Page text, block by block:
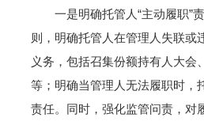
一是明确托管人“主动履职”
则，明确托管人在管理人失联或
义务，包括召集份额持有人大会
等；明确当管理人无法履职时，
责任。同时，强化监管问责，对